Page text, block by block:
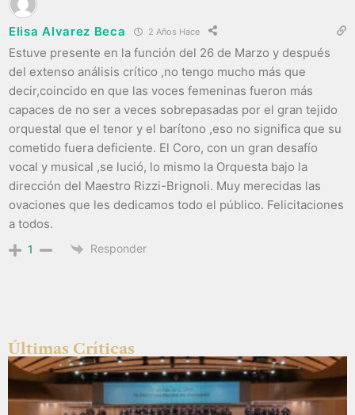
Elisa Alvarez Beca 2 Años Hace
Estuve presente en la función del 26 de Marzo y después
del extenso análisis crítico ,no tengo mucho más que
decir,coincido en que las voces femeninas fueron más
capaces de no ser a veces sobrepasadas por el gran tejido
orquestal que el tenor y el barítono ,eso no significa que su
cometido fuera deficiente. El Coro, con un gran desafío
vocal y musical ,se lució, lo mismo la Orquesta bajo la
dirección del Maestro Rizzi-Brignoli. Muy merecidas las
ovaciones que les dedicamos todo el público. Felicitaciones
a todos.
1 Responder
Últimas Críticas